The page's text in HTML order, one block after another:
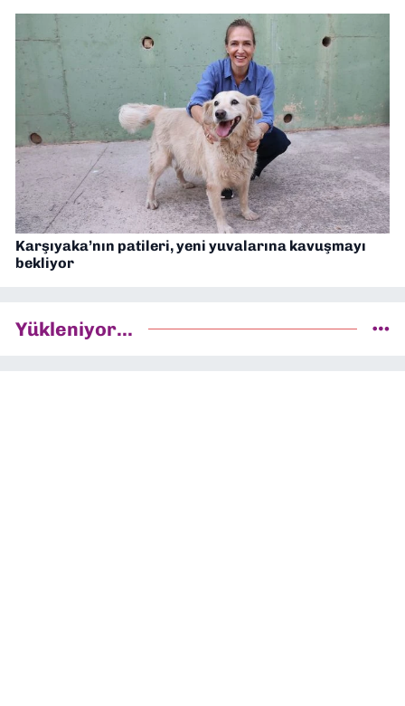
Karşıyaka’nın patileri, yeni yuvalarına kavuşmayı
bekliyor
Yükleniyor...